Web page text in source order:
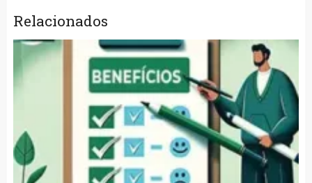
Relacionados